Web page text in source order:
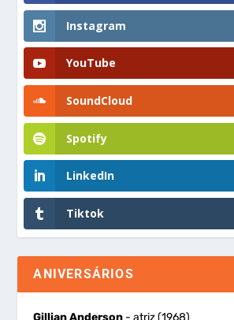
Instagram
YouTube
SoundCloud
Spotify
LinkedIn
Tiktok
ANIVERSÁRIOS